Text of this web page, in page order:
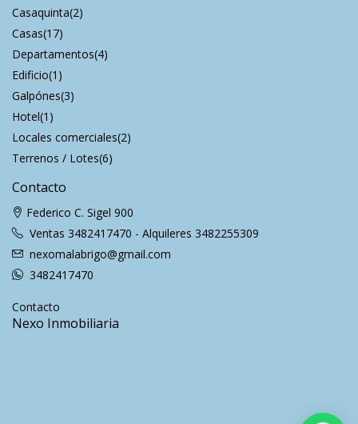
Casaquinta(2)
Casas(17)
Departamentos(4)
Edificio(1)
Galpónes(3)
Hotel(1)
Locales comerciales(2)
Terrenos / Lotes(6)
Contacto
Federico C. Sigel 900
Ventas 3482417470 - Alquileres 3482255309
nexomalabrigo@gmail.com
3482417470
Contacto
Nexo Inmobiliaria